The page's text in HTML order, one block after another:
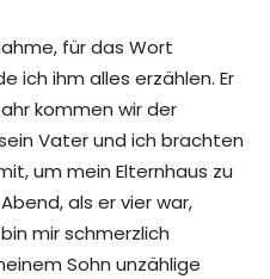
für das Wort
ich ihm alles erzählen. Er
kommen wir der
Vater und ich brachten
um mein Elternhaus zu
als er vier war,
mir schmerzlich
Sohn unzählige